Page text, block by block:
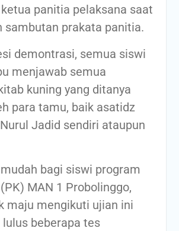
panitia pelaksana saat
sambutan prakata panitia.
demontrasi, semua siswi
menjawab semua
kuning yang ditanya
para tamu, baik asatidz
Jadid sendiri ataupun
bagi siswi program
MAN 1 Probolinggo,
maju mengikuti ujian ini
beberapa tes